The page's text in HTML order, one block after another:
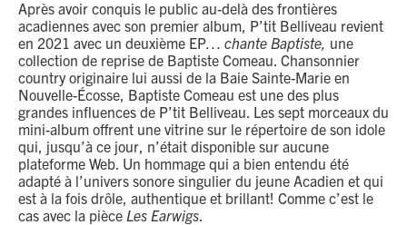
Après avoir conquis le public au-delà des frontières
acadiennes avec son premier album, P’tit Belliveau revient
en 2021 avec un deuxième EP … chante Baptiste une
collection de reprise de Baptiste Comeau. Chansonnier
country originaire lui aussi de la Baie Sainte-Marie en
Nouvelle-Écosse, Baptiste Comeau est une des plus
grandes influences de P’tit Belliveau. Les sept morceaux du
mini-album offrent une vitrine sur le répertoire de son idole
qui, jusqu’à ce jour, n’était disponible sur aucune
plateforme Web. Un hommage qui a bien entendu été
adapté à l’univers sonore singulier du jeune Acadien et qui
est à la fois drôle, authentique et brillant! Comme c’est le
cas avec la pièce Les Earwigs